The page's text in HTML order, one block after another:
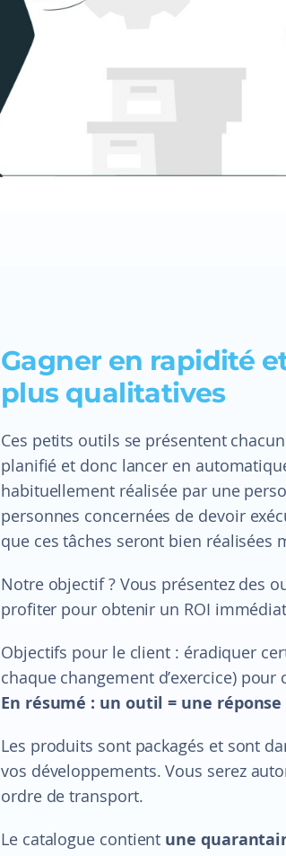
Gagner en rapidité
plus qualitatives
Ces petits outils se présentent
planifié et donc lancer en
habituellement réalisée par une
personnes concernées de devoir
que ces tâches seront bien réalisées
Notre objectif ? Vous présentez des
profiter pour obtenir un ROI
Objectifs pour le client : éradiquer
chaque changement d’exercice)
En résumé : un outil = une
Les produits sont packagés et sont
vos développements. Vous serez
ordre de transport.
Le catalogue contient une